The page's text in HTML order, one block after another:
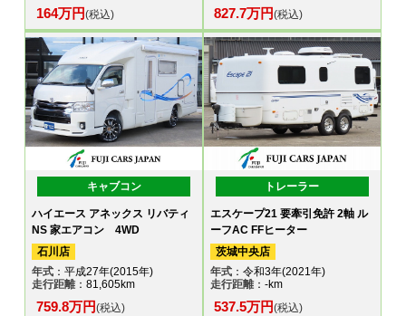
164万円(税込) 827.7万円(税込)
キャブコン
ハイエース アネックス リバティ
NS 家エアコン 4WD
石川店
年式 ：平成27年(2015年)
走行距離：81,605km
759.8万円(税込)
トレーラー
エスケープ21 要牽引免許 2軸 ル
ーフAC FFヒーター
茨城中央店
年式：令和3年(2021年)
走行距離：-km
537.5万円(税込)